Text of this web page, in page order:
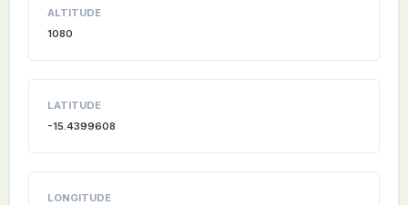
ALTITUDE
1080
LATITUDE
-15.4399608
LONGITUDE